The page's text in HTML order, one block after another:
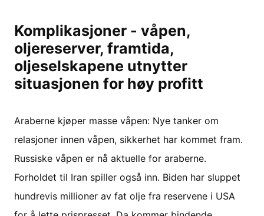
Komplikasjoner - våpen,
oljereserver, framtida,
oljeselskapene utnytter
situasjonen for høy profitt
Araberne kjøper masse våpen: Nye tanker om
relasjoner innen våpen, sikkerhet har kommet fram.
Russiske våpen er nå aktuelle for araberne.
Forholdet til Iran spiller også inn. Biden har sluppet
hundrevis millioner av fat olje fra reservene i USA